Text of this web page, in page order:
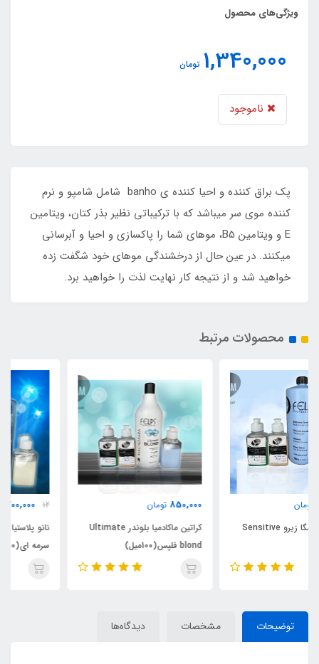
ویژگی‌های محصول
1,340,000 تومان
ناموجود
پک براق کننده و احیا کننده ی banho شامل شامپو و نرم
کننده موی سر میباشد که با ترکیباتی نظیر بذر کتان، ویتامین
E و ویتامین B5، موهای شما را پاکسازی و احیا و آبرسانی
میکنند. در عین حال از درخشندگی موهای خود شگفت زده
خواهید شد و از نتیجه کار نهایت لذت را خواهید برد.
محصولات مرتبط
850,000
کراتین ماکادمیا بلوندر Ultimate
نانو پلاستیا امگا زیرو Resistance
سرمه ای(100میل)
توضیحات مشخصات دیدگاه‌ها